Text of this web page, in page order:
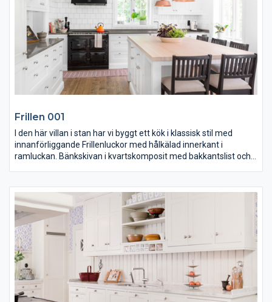
Frillen 001
I den här villan i stan har vi byggt ett kök i klassisk stil med
innanförliggande Frillenluckor med hålkälad innerkant i
ramluckan. Bänkskivan i kvartskomposit med bakkantslist och
De karaktärsstarka lamporna ovanför är av koppar och skivan
är av vitoljad ek. På underskåpen ser ni en utanpåliggande
golvlist och taklisterna är profilerade. Spisen, i gammaldags stil,
och fläktkåpan är från AGA.